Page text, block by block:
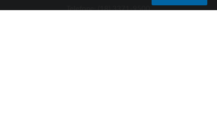
Telefone: (18) 3371-9500